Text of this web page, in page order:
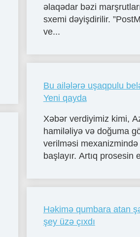
əlaqədar bəzi
sxemi dəyişdirilir.
ve...
Bu ailələrə uşaqpulu
Yeni qayda
Xəbər verdiyimiz kimi,
hamiləliyə və doğuma
verilməsi
başlayır. Artıq prosesin
Həkimə qumbara atan
şey üzə çıxdı